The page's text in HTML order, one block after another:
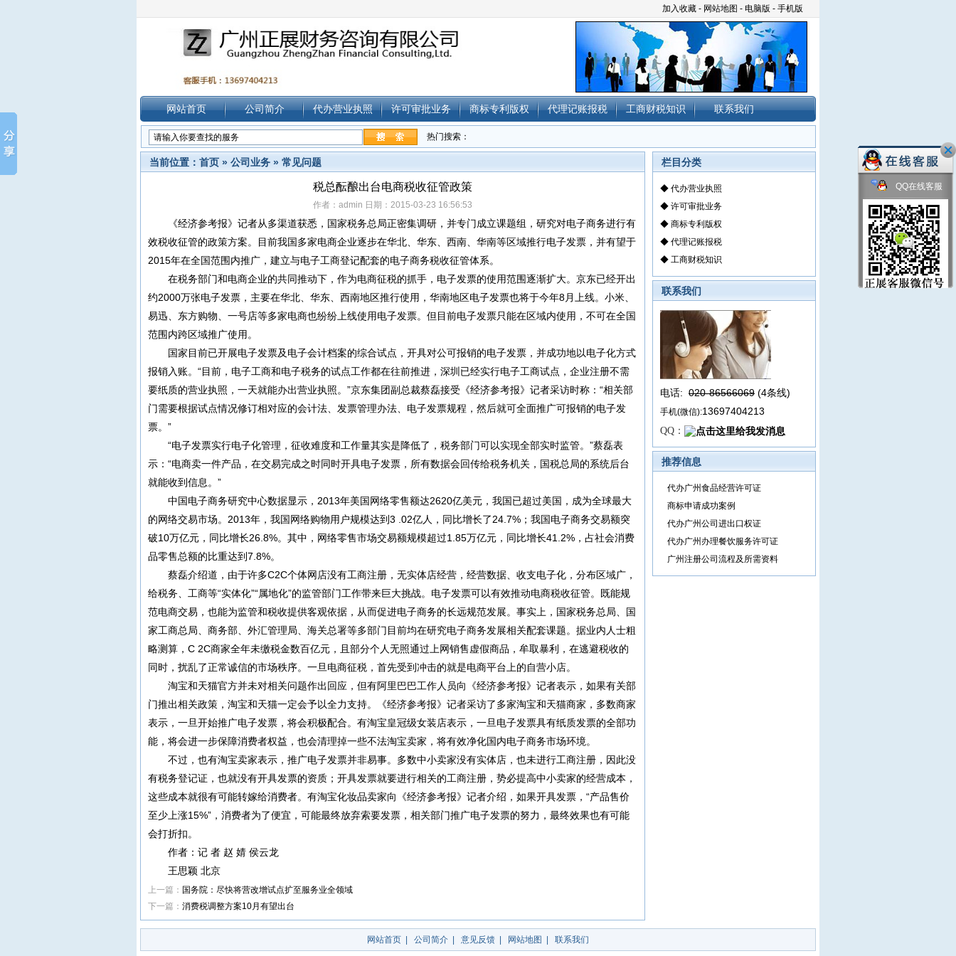
加入收藏 - 网站地图 - 电脑版 - 手机版
网站首页 公司简介 代办营业执照 许可审批业务 商标专利版权 代理记账报税 工商财税知识 联系我们
热门搜索：
当前位置： 首页 » 公司业务 » 常见问题
税总酝酿出台电商税收征管政策
作者：admin 日期：2015-03-23 16:56:53
《经济参考报》记者从多渠道获悉，国家税务总局正密集调研，并专门成立课题组，研究对电子商务进行有
效税收征管的政策方案。目前我国多家电商企业逐步在华北、华东、西南、华南等区域推行电子发票，并有望于
2015年在全国范围内推广，建立与电子工商登记配套的电子商务税收征管体系。
在税务部门和电商企业的共同推动下，作为电商征税的抓手，电子发票的使用范围逐渐扩大。京东已经开出
约2000万张电子发票，主要在华北、华东、西南地区推行使用，华南地区电子发票也将于今年8月上线。小米、
易迅、东方购物、一号店等多家电商也纷纷上线使用电子发票。但目前电子发票只能在区域内使用，不可在全国
范围内跨区域推广使用。
国家目前已开展电子发票及电子会计档案的综合试点，开具对公可报销的电子发票，并成功地以电子化方式
报销入账。“目前，电子工商和电子税务的试点工作都在往前推进，深圳已经实行电子工商试点，企业注册不需
要纸质的营业执照，一天就能办出营业执照。”京东集团副总裁蔡磊接受《经济参考报》记者采访时称：“相关部
门需要根据试点情况修订相对应的会计法、发票管理办法、电子发票规程，然后就可全面推广可报销的电子发
票。”
“电子发票实行电子化管理，征收难度和工作量其实是降低了，税务部门可以实现全部实时监管。”蔡磊表
示：“电商卖一件产品，在交易完成之时同时开具电子发票，所有数据会回传给税务机关，国税总局的系统后台
就能收到信息。”
中国电子商务研究中心数据显示，2013年美国网络零售额达2620亿美元，我国已超过美国，成为全球最大
的网络交易市场。2013年，我国网络购物用户规模达到3 .02亿人，同比增长了24.7%；我国电子商务交易额突
破10万亿元，同比增长26.8%。其中，网络零售市场交易额规模超过1.85万亿元，同比增长41.2%，占社会消费
品零售总额的比重达到7.8%。
蔡磊介绍道，由于许多C2C个体网店没有工商注册，无实体店经营，经营数据、收支电子化，分布区域广，
给税务、工商等“实体化”“属地化”的监管部门工作带来巨大挑战。电子发票可以有效推动电商税收征管。既能规
范电商交易，也能为监管和税收提供客观依据，从而促进电子商务的长远规范发展。事实上，国家税务总局、国
家工商总局、商务部、外汇管理局、海关总署等多部门目前均在研究电子商务发展相关配套课题。据业内人士粗
略测算，C 2C商家全年未缴税金数百亿元，且部分个人无照通过上网销售虚假商品，牟取暴利，在逃避税收的
同时，扰乱了正常诚信的市场秩序。一旦电商征税，首先受到冲击的就是电商平台上的自营小店。
淘宝和天猫官方并未对相关问题作出回应，但有阿里巴巴工作人员向《经济参考报》记者表示，如果有关部
门推出相关政策，淘宝和天猫一定会予以全力支持。《经济参考报》记者采访了多家淘宝和天猫商家，多数商家
表示，一旦开始推广电子发票，将会积极配合。有淘宝皇冠级女装店表示，一旦电子发票具有纸质发票的全部功
能，将会进一步保障消费者权益，也会清理掉一些不法淘宝卖家，将有效净化国内电子商务市场环境。
不过，也有淘宝卖家表示，推广电子发票并非易事。多数中小卖家没有实体店，也未进行工商注册，因此没
有税务登记证，也就没有开具发票的资质；开具发票就要进行相关的工商注册，势必提高中小卖家的经营成本，
这些成本就很有可能转嫁给消费者。有淘宝化妆品卖家向《经济参考报》记者介绍，如果开具发票，“产品售价
至少上涨15%”，消费者为了便宜，可能最终放弃索要发票，相关部门推广电子发票的努力，最终效果也有可能
会打折扣。
作者：记 者 赵 婧 侯云龙
王思颖 北京
上一篇： 国务院：尽快将营改增试点扩至服务业全领域
下一篇： 消费税调整方案10月有望出台
栏目分类
◆ 代办营业执照
◆ 许可审批业务
◆ 商标专利版权
◆ 代理记账报税
◆ 工商财税知识
联系我们
电话: 020-86566069 (4条线)
手机(微信):13697404213
QQ：
推荐信息
代办广州食品经营许可证
商标申请成功案例
代办广州公司进出口权证
代办广州办理餐饮服务许可证
广州注册公司流程及所需资料
网站首页 公司简介 意见反馈 网站地图 联系我们
QQ在线客服